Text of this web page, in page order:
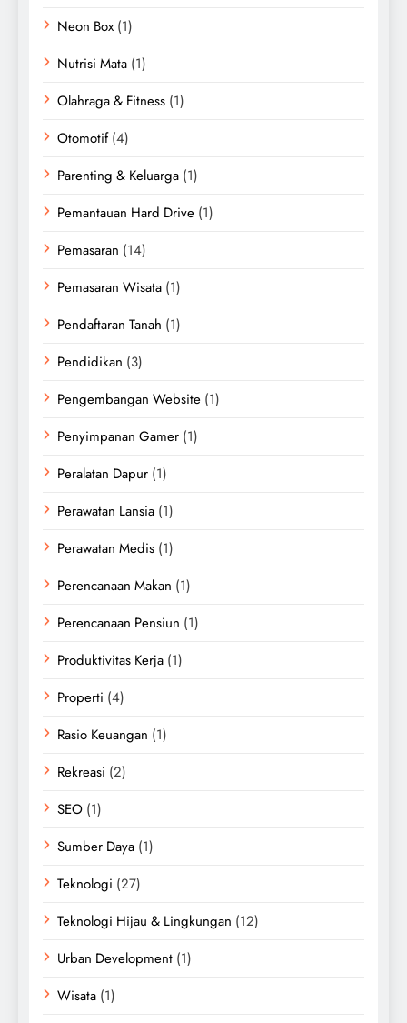
Neon Box (1)
Nutrisi Mata (1)
Olahraga & Fitness (1)
Otomotif(4)
Parenting & Keluarga (1)
Pemantauan Hard Drive (1)
Pemasaran (14)
Pemasaran Wisata (1)
Pendaftaran Tanah (1)
Pendidikan (3)
Pengembangan Website (1)
Penyimpanan Gamer (1)
Peralatan Dapur (1)
Perawatan Lansia (1)
Perawatan Medis (1)
Perencanaan Makan (1)
Perencanaan Pensiun (1)
Produktivitas Kerja (1)
Properti (4)
Rasio Keuangan (1)
Rekreasi (2)
SEO (1)
Sumber Daya (1)
Teknologi (27)
Teknologi Hijau & Lingkungan (12)
Urban Development (1)
Wisata (1)